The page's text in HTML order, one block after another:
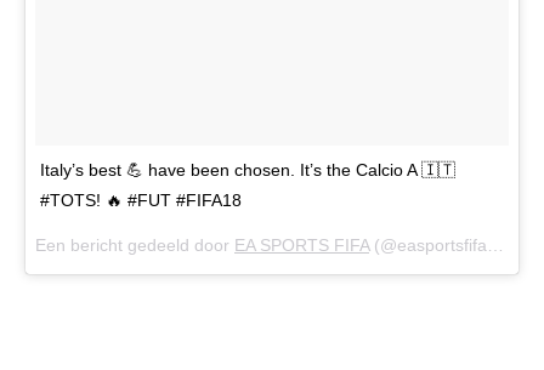
Italy’s best 💪 have been chosen. It’s the Calcio A 🇮🇹
#TOTS! 🔥 #FUT #FIFA18
Een bericht gedeeld door EA SPORTS FIFA(@easportsfifa) op